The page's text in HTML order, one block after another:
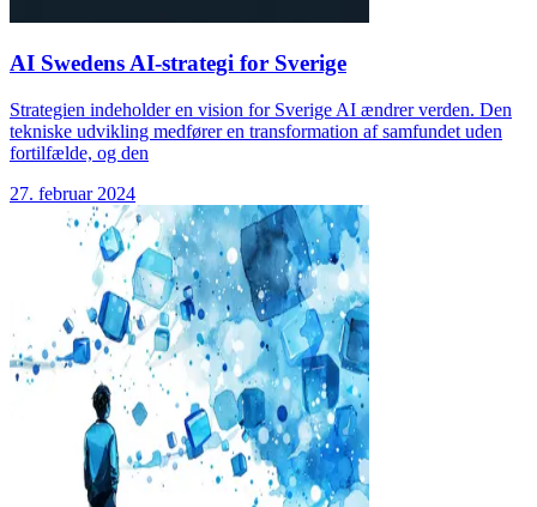
AI Swedens AI-strategi for Sverige
Strategien indeholder en vision for Sverige AI ændrer verden. Den
tekniske udvikling medfører en transformation af samfundet uden
fortilfælde, og den
27. februar 2024